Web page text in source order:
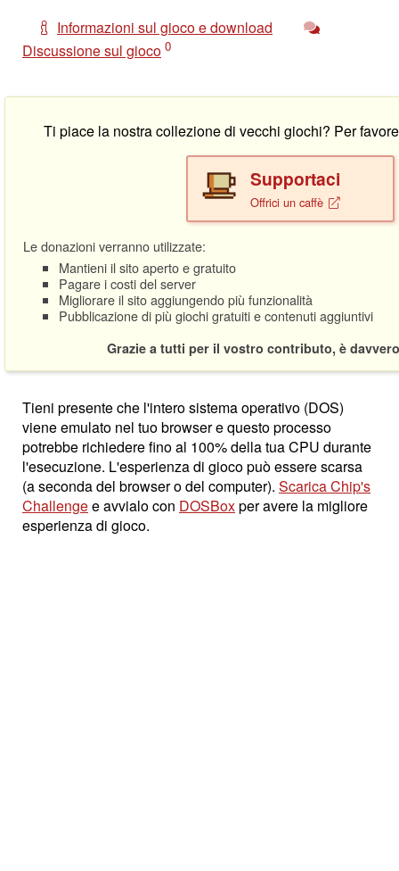
Informazioni sul gioco e download
Discussione sul gioco 0
Ti piace la nostra collezione di vecchi giochi? Per
Supportaci
Offrici un caffè
Le donazioni verranno utilizzate:
Mantieni il sito aperto e gratuito
Pagare i costi del server
Migliorare il sito aggiungendo più funzionalità
Pubblicazione di più giochi gratuiti e contenuti aggiuntivi
Grazie a tutti per il vostro contributo, è
Tieni presente che l'intero sistema operativo (DOS)
viene emulato nel tuo browser e questo processo
potrebbe richiedere fino al 100% della tua CPU durante
l'esecuzione. L'esperienza di gioco può essere scarsa
(a seconda del browser o del computer). Scarica Chip's
Challengee avvialo con DOSBoxper avere la migliore
esperienza di gioco.